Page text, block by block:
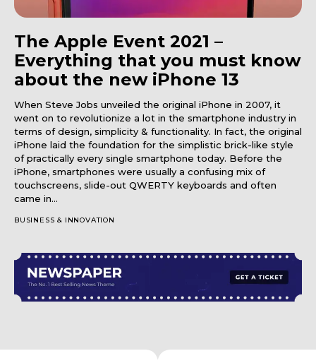
The Apple Event 2021 –
Everything that you must know
about the new iPhone 13
When Steve Jobs unveiled the original iPhone in 2007, it
went on to revolutionize a lot in the smartphone industry in
terms of design, simplicity & functionality. In fact, the original
iPhone laid the foundation for the simplistic brick-like style
of practically every single smartphone today. Before the
iPhone, smartphones were usually a confusing mix of
touchscreens, slide-out QWERTY keyboards and often
came in...
BUSINESS & INNOVATION